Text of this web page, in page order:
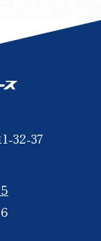
32-37